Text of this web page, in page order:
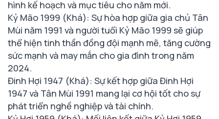
hình kế hoạch và mục tiêu cho năm mới.
Kỷ Mão 1999 (Khá): Sự hòa hợp giữa gia chủ Tân
Mùi năm 1991 và người tuổi Kỷ Mão 1999 sẽ giúp
thể hiện tinh thần đồng đội mạnh mẽ, tăng cường
sức mạnh và may mắn cho gia đình trong năm
2024.
Đinh Hợi 1947 (Khá): Sự kết hợp giữa Đinh Hợi
1947 và Tân Mùi 1991 mang lại cơ hội tốt cho sự
phát triển nghề nghiệp và tài chính.